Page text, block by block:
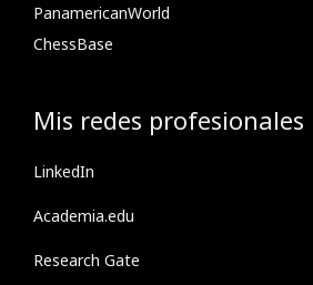
PanamericanWorld
ChessBase
Mis redes profesionales
LinkedIn
Academia.edu
Research Gate